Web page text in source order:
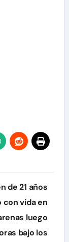
de 21 años
con vida en
luego
bajo los